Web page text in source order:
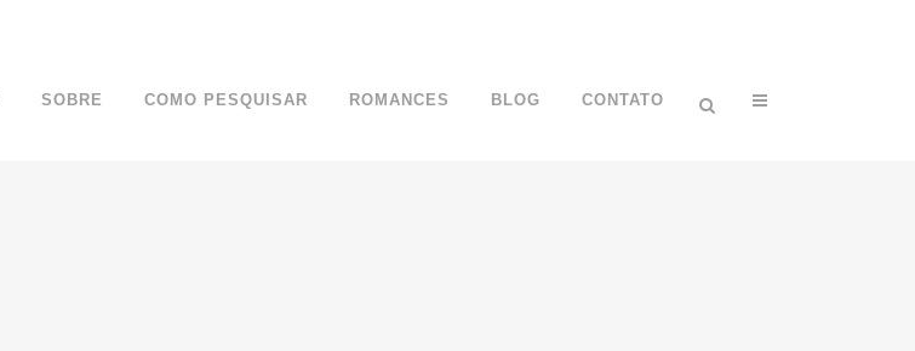
SOBRE COMO PESQUISAR ROMANCES BLOG CONTATO